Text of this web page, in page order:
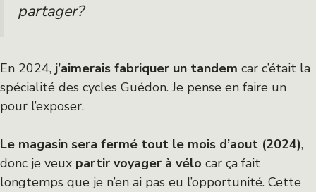
partager?
En 2024, j’aimerais fabriquer un tandem car c’était la
spécialité des cycles Guédon. Je pense en faire un
pour l’exposer.
Le magasin sera fermé tout le mois d’aout (2024),
donc je veux partir voyager à vélo car ça fait
longtemps que je n’en ai pas eu l’opportunité. Cette